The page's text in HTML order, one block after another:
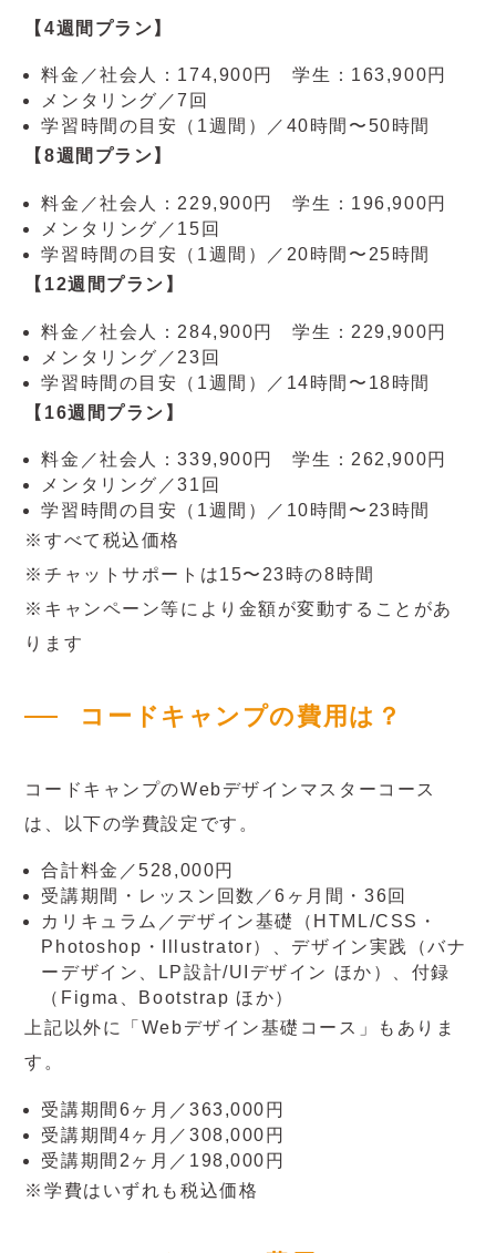
【4週間プラン】
料金／社会人：174,900円 学生：163,900円
メンタリング／7回
学習時間の目安（1週間）／40時間〜50時間
【8週間プラン】
料金／社会人：229,900円 学生：196,900円
メンタリング／15回
学習時間の目安（1週間）／20時間〜25時間
【12週間プラン】
料金／社会人：284,900円 学生：229,900円
メンタリング／23回
学習時間の目安（1週間）／14時間〜18時間
【16週間プラン】
料金／社会人：339,900円 学生：262,900円
メンタリング／31回
学習時間の目安（1週間）／10時間〜23時間
※すべて税込価格
※チャットサポートは15〜23時の8時間
※キャンペーン等により金額が変動することがあ
ります
コードキャンプの費用は？
コードキャンプのWebデザインマスターコース
は、以下の学費設定です。
合計料金／528,000円
受講期間・レッスン回数／6ヶ月間・36回
カリキュラム／デザイン基礎（HTML/CSS・
Photoshop・Illustrator）、デザイン実践（バナ
ーデザイン、LP設計/UIデザイン ほか）、付録
（Figma、Bootstrap ほか）
上記以外に「Webデザイン基礎コース」もありま
す。
受講期間6ヶ月／363,000円
受講期間4ヶ月／308,000円
受講期間2ヶ月／198,000円
※学費はいずれも税込価格